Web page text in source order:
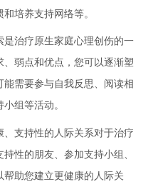
培养支持网络等。
治疗原生家庭心理创伤的一
弱点和优点，您可以逐渐塑
需要参与自我反思、阅读相
组等活动。
支持性的人际关系对于治疗
性的朋友、参加支持小组、
助您建立更健康的人际关